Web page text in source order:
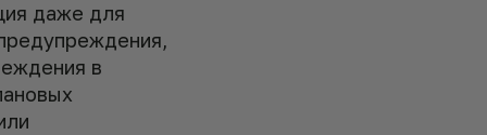
даже для
в